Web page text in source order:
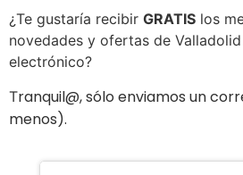
¿Te gustaría recibir GRATIS los
novedades y ofertas de
electrónico?
Tranquil@, sólo enviamos un
menos).